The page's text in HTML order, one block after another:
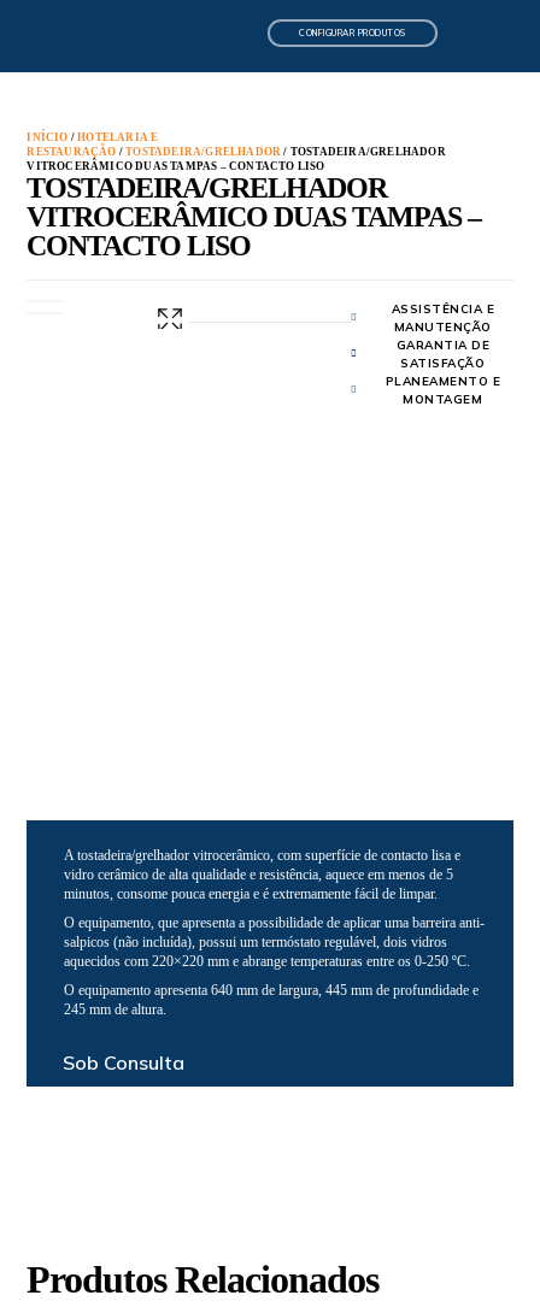
CONFIGURAR PRODUTOS
INÍCIO /HOTELARIA E
RESTAURAÇÃO /TOSTADEIRA/GRELHADOR / TOSTADEIRA/GRELHADOR
VITROCERÂMICO DUAS TAMPAS – CONTACTO LISO
TOSTADEIRA/GRELHADOR
VITROCERÂMICO DUAS TAMPAS –
CONTACTO LISO
ASSISTÊNCIA E
MANUTENÇÃO
GARANTIA DE
SATISFAÇÃO
PLANEAMENTO E
MONTAGEM
A tostadeira/grelhador vitrocerâmico, com superfície de contacto lisa e
vidro cerâmico de alta qualidade e resistência, aquece em menos de 5
minutos, consome pouca energia e é extremamente fácil de limpar.
O equipamento, que apresenta a possibilidade de aplicar uma barreira anti-
salpicos (não incluída), possui um termóstato regulável, dois vidros
aquecidos com 220×220 mm e abrange temperaturas entre os 0-250 ºC.
O equipamento apresenta 640 mm de largura, 445 mm de profundidade e
245 mm de altura.
Sob Consulta
Produtos Relacionados